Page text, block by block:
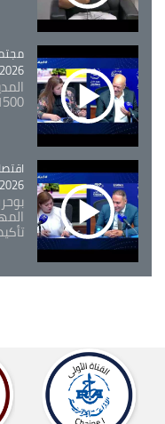
مجتمع
- 10:18
1500 تدخل خلال الموسم الحالي
اقتصاد
- 12:13